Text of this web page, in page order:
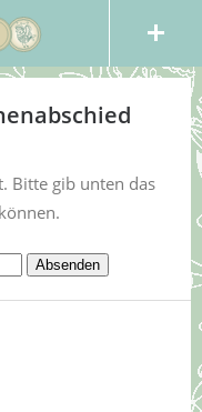
Bitte gib unten das